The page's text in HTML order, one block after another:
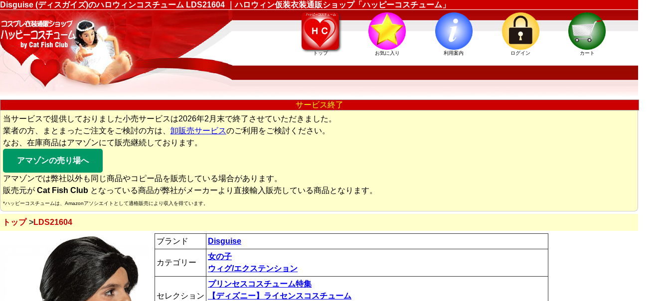
Disguise (ディスガイズ)のハロウィンコスチューム LDS21604 ｜ハロウィン仮装衣装通販ショップ「ハッピーコスチューム」
トップ お気に入り 利用案内 ログイン カート
サービス終了
当サービスで提供しておりました小売サービスは2026年2月末で終了させていただきました。
業者の方、まとまったご注文をご検討の方は、 卸販売サービスのご利用をご検討ください。
なお、在庫商品はアマゾンにて販売継続しております。
アマゾンの売り場へ
アマゾンでは弊社以外も同じ商品やコピー品を販売している場合があります。
販売元が Cat Fish Club となっている商品が弊社がメーカーより直接輸入販売している商品となります。
*ハッピーコスチュームは、Amazonアソシエイトとして適格販売により収入を得ています。
トップ LDS21604
ブランド Disguise
カテゴリー
女の子
ウィグ/エクステンション
セレクション
プリンセスコスチューム特集
【ディズニー】ライセンスコスチューム